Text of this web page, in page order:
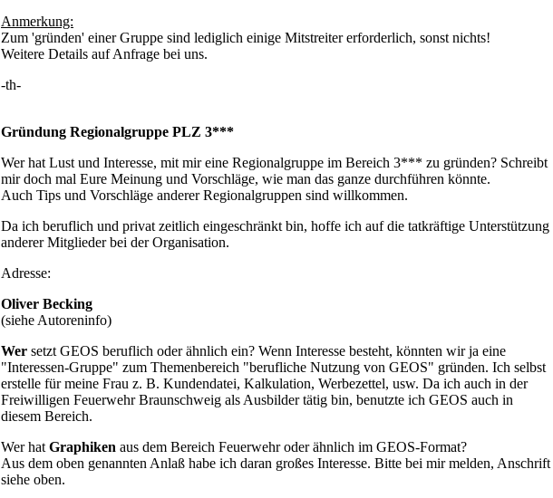
Anmerkung:
Zum 'gründen' einer Gruppe sind lediglich einige Mitstreiter erforderlich, sonst nichts!
Weitere Details auf Anfrage bei uns.
-th-
Gründung Regionalgruppe PLZ 3***
Wer hat Lust und Interesse, mit mir eine Regionalgruppe im Bereich 3*** zu gründen? Schreibt
mir doch mal Eure Meinung und Vorschläge, wie man das ganze durchführen könnte.
Auch Tips und Vorschläge anderer Regionalgruppen sind willkommen.
Da ich beruflich und privat zeitlich eingeschränkt bin, hoffe ich auf die tatkräftige Unterstützung
anderer Mitglieder bei der Organisation.
Adresse:
Oliver Becking
(siehe Autoreninfo)
Wer setzt GEOS beruflich oder ähnlich ein? Wenn Interesse besteht, könnten wir ja eine
"Interessen-Gruppe" zum Themenbereich "berufliche Nutzung von GEOS" gründen. Ich selbst
erstelle für meine Frau z. B. Kundendatei, Kalkulation, Werbezettel, usw. Da ich auch in der
Freiwilligen Feuerwehr Braunschweig als Ausbilder tätig bin, benutzte ich GEOS auch in
diesem Bereich.
Wer hat Graphiken aus dem Bereich Feuerwehr oder ähnlich im GEOS-Format?
Aus dem oben genannten Anlaß habe ich daran großes Interesse. Bitte bei mir melden, Anschrift
siehe oben.